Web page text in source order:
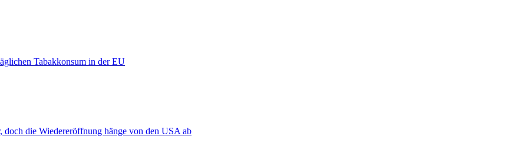
Tabakkonsum in der EU
die Wiedereröffnung hänge von den USA ab